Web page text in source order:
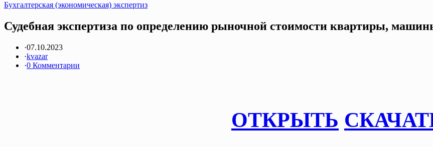
Бухгалтерская (экономическая) экспертиз
Судебная экспертиза по определению рыночной стоимости квартиры,
·07.10.2023
·kvazar
·0 Комментарии
ОТКРЫТЬ